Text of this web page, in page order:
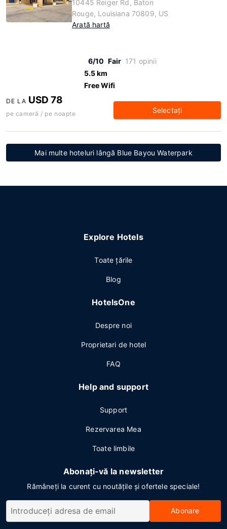
10445 Reiger Rd, Baton
Rouge, Louisiana 70809, US
Arată hartă
6/10 Fair 171 opinii
5.5 km
Free Wifi
DE LA USD 78
pe cameră / pe noapte Selectaţi
Mai multe hoteluri lângă Blue Bayou Waterpark
Explore Hotels
Toate ţările
Blog
HotelsOne
Despre noi
Proprietari de hotel
FAQ
Help and support
Support
Rezervarea Mea
Toate limbile
Abonați-vă la newsletter
Rămâneți la curent cu noutățile și ofertele speciale!
Abonare